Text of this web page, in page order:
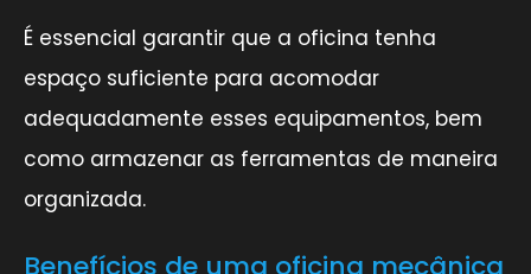
É essencial garantir que a oficina tenha
espaço suficiente para acomodar
adequadamente esses equipamentos, bem
como armazenar as ferramentas de maneira
organizada.
Benefícios de uma oficina mecânica